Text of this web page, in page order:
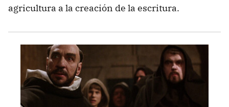
agricultura a la creación de la escritura.